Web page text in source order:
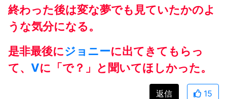
終わった後は変な夢でも見ていたかのよ
うな気分になる。
是非最後にジョニーに出てきてもらっ
て、 Vに「で？」と聞いてほしかった。
返信 15